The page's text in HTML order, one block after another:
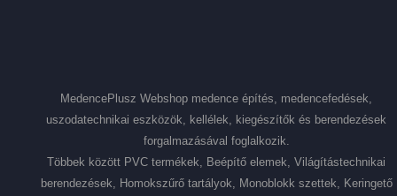
MedencePlusz Webshop medence építés, medencefedések,
uszodatechnikai eszközök, kellélek, kiegészítők és berendezések
forgalmazásával foglalkozik.
Többek között PVC termékek, Beépítő elemek, Világítástechnikai
berendezések, Homokszűrő tartályok, Monoblokk szettek, Keringető